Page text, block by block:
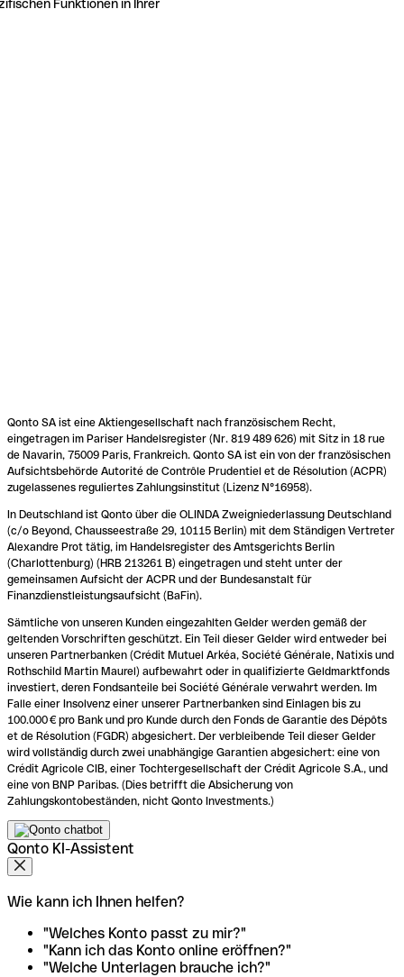
Funktionen in Ihrer
Qonto SA ist eine Aktiengesellschaft nach französischem Recht,
eingetragen im Pariser Handelsregister (Nr. 819 489 626) mit Sitz in 18 rue
de Navarin, 75009 Paris, Frankreich. Qonto SA ist ein von der französischen
Aufsichtsbehörde Autorité de Contrôle Prudentiel et de Résolution (ACPR)
zugelassenes reguliertes Zahlungsinstitut (Lizenz N°16958).
In Deutschland ist Qonto über die OLINDA Zweigniederlassung Deutschland
(c/o Beyond, Chausseestraße 29, 10115 Berlin) mit dem Ständigen Vertreter
Alexandre Prot tätig, im Handelsregister des Amtsgerichts Berlin
(Charlottenburg) (HRB 213261 B) eingetragen und steht unter der
gemeinsamen Aufsicht der ACPR und der Bundesanstalt für
Finanzdienstleistungsaufsicht (BaFin).
Sämtliche von unseren Kunden eingezahlten Gelder werden gemäß der
geltenden Vorschriften geschützt. Ein Teil dieser Gelder wird entweder bei
unseren Partnerbanken (Crédit Mutuel Arkéa, Société Générale, Natixis und
Rothschild Martin Maurel) aufbewahrt oder in qualifizierte Geldmarktfonds
investiert, deren Fondsanteile bei Société Générale verwahrt werden. Im
Falle einer Insolvenz einer unserer Partnerbanken sind Einlagen bis zu
100.000 € pro Bank und pro Kunde durch den Fonds de Garantie des Dépôts
et de Résolution (FGDR) abgesichert. Der verbleibende Teil dieser Gelder
wird vollständig durch zwei unabhängige Garantien abgesichert: eine von
Crédit Agricole CIB, einer Tochtergesellschaft der Crédit Agricole S.A., und
eine von BNP Paribas. (Dies betrifft die Absicherung von
Zahlungskontobeständen, nicht Qonto Investments.)
Qonto KI-Assistent
Wie kann ich Ihnen helfen?
"Welches Konto passt zu mir?"
"Kann ich das Konto online eröffnen?"
"Welche Unterlagen brauche ich?"